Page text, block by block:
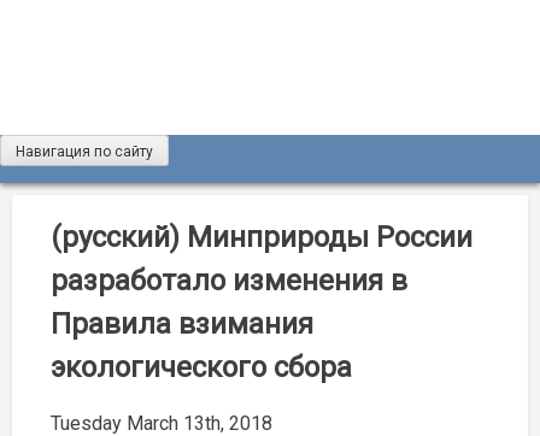
Журнал «Разведка и охрана недр»
Мы рады вас приветствовать на сайте журнала «Разведка
и охрана недр»
Навигация по сайту
(русский) Минприроды России
разработало изменения в
Правила взимания
экологического сбора
Tuesday March 13th, 2018